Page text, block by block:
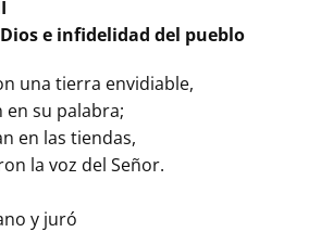
e infidelidad del pueblo
una tierra envidiable,
en su palabra;
en las tiendas,
la voz del Señor.
y juró